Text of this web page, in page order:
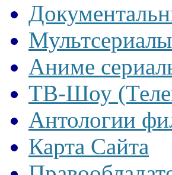
Мультсериалы
Аниме
ТВ-Шоу
Антологии
Карта Сайта